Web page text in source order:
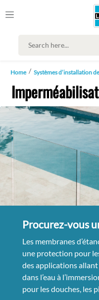
Home Systèmes d’installation
Procurez-vous
Les membranes
une protection pour
des applications
dans l’eau à
pour les douches, les